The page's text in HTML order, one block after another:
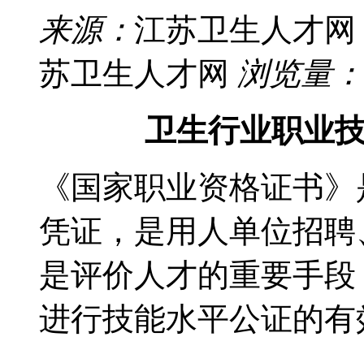
来源： 江苏卫生人才网
苏卫生人才网 浏览量：
卫生行业职业
《国家职业资格证书
凭证，是用人单位招
是评价人才的重要手
进行技能水平公证的